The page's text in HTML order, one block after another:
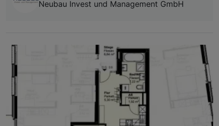
Neubau Invest und Management GmbH